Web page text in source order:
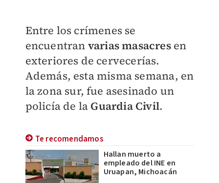
Entre los crímenes se
encuentran varias masacresen
exteriores de cervecerías.
Además, esta misma semana, en
la zona sur, fue asesinado un
policía de la Guardia Civil.
Te recomendamos
Hallan muerto a
empleado del INE en
Uruapan, Michoacán